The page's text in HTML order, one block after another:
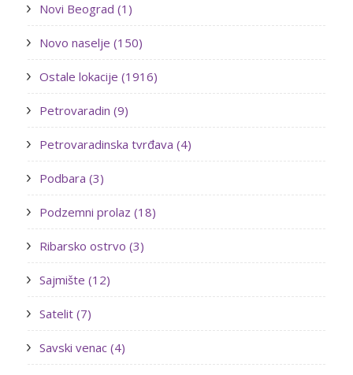
Novi Beograd (1)
Novo naselje (150)
Ostale lokacije (1916)
Petrovaradin (9)
Petrovaradinska tvrđava (4)
Podbara (3)
Podzemni prolaz (18)
Ribarsko ostrvo (3)
Sajmište (12)
Satelit (7)
Savski venac (4)